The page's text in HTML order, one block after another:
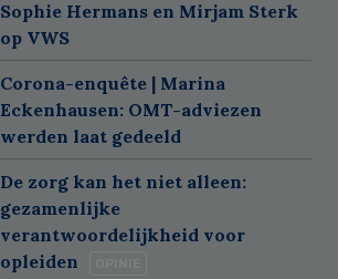
Sophie Hermans en Mirjam Sterk
op VWS
Corona-enquête | Marina
Eckenhausen: OMT-adviezen
werden laat gedeeld
De zorg kan het niet alleen:
gezamenlijke
verantwoordelijkheid voor
opleiden